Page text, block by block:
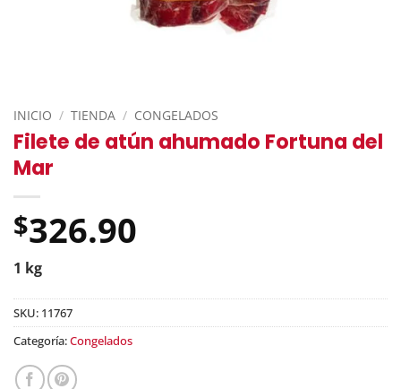
INICIO / TIENDA / CONGELADOS
Filete de atún ahumado Fortuna del
Mar
$326.90
1 kg
SKU: 11767
Categoría:Congelados